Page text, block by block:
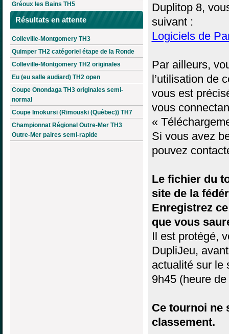
Gréoux les Bains TH5
Résultats en attente
Colleville-Montgomery TH3
Quimper TH2 catégoriel étape de la Ronde
Colleville-Montgomery TH2 originales
Eu (eu salle audiard) TH2 open
Coupe Onondaga TH3 originales semi-
normal
Coupe Imokursi (Rimouski (Québec)) TH7
Championnat Régional Outre-Mer TH3
Outre-Mer paires semi-rapide
Duplitop 8,
suivant :
Logiciels de
Par ailleurs,
l’utilisation de
vous est
vous
«
Si vous avez
pouvez
Le fichier du
site de la
Enregistrez
que vous
Il est protégé,
DupliJeu,
actualité sur le
9h45 (heure
Ce tournoi ne
classement.